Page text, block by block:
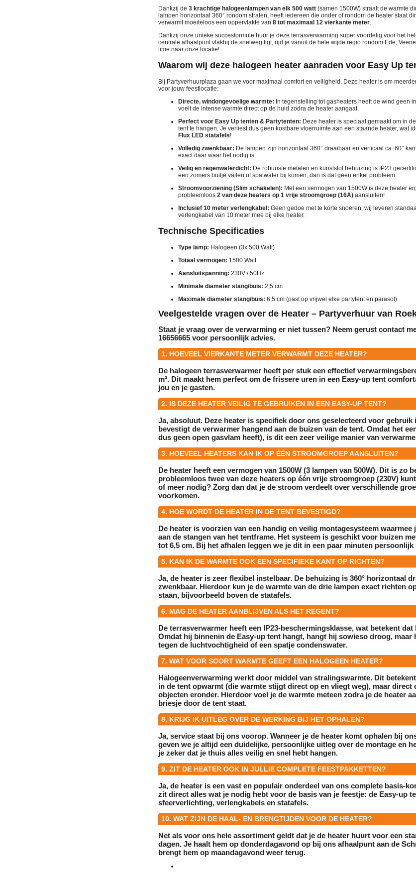
Dankzij de 3 krachtige halogeenlampen van elk 500 watt (samen 1500W) straalt de warmte
lampen horizontaal 360° rondom stralen, heeft iedereen die onder of rondom de heater staat
verwarmt moeiteloos een oppervlakte van 8 tot maximaal 12 vierkante meter.
Dankzij onze unieke succesformule huur je deze terrasverwarming super voordelig voor het
centrale afhaalpunt vlakbij de snelweg ligt, rijd je vanuit de hele wijde regio rondom Ede,
time naar onze locatie!
Waarom wij deze halogeen heater aanraden voor Easy Up
Bij Partyverhuurplaza gaan we voor maximaal comfort en veiligheid. Deze heater is om
voor jouw feestlocatie:
Directe, windongevoelige warmte: In tegenstelling tot gasheaters heeft de wind geen
voelt de intense warmte direct op de huid zodra de heater aangaat.
Perfect voor Easy Up tenten & Partytenten: Deze heater is speciaal gemaakt om in
tent te hangen. Je verliest dus geen kostbare vloerruimte aan een staande heater, wat
Flux LED statafels!
Volledig zwenkbaar: De lampen zijn horizontaal 360° draaibaar en verticaal ca. 60°
exact daar waar het nodig is.
Veilig en regenwaterdicht: De robuuste metalen en kunststof behuizing is IP23
een zomers buitje vallen of spatwater bij komen, dan is dat geen enkel probleem.
Stroomvoorziening (Slim schakelen): Met een vermogen van 1500W is deze heater
probleemloos 2 van deze heaters op 1 vrije stroomgroep (16A) aansluiten!
Inclusief 10 meter verlengkabel: Geen gedoe met te korte snoeren; wij leveren
verlengkabel van 10 meter mee bij elke heater.
Technische Specificaties
Type lamp: Halogeen (3x 500 Watt)
Totaal vermogen: 1500 Watt
Aansluitspanning: 230V / 50Hz
Minimale diameter stang/buis: 2,5 cm
Maximale diameter stang/buis: 6,5 cm (past op vrijwel elke partytent en parasol)
Veelgestelde vragen over de Heater – Partyverhuur van
Staat je vraag over de verwarming er niet tussen? Neem gerust contact
16656665 voor persoonlijk advies.
1. HOEVEEL VIERKANTE METER VERWARMT DEZE HEATER?
De halogeen terrasverwarmer heeft per stuk een effectief
m². Dit maakt hem perfect om de frissere uren in een Easy-up tent
jou en je gasten.
2. IS DEZE HEATER VEILIG TE GEBRUIKEN IN EEN EASY-UP TENT?
Ja, absoluut. Deze heater is specifiek door ons geselecteerd voor gebruik
bevestigt de verwarmer hangend aan de buizen van de tent. Omdat het
dus geen open gasvlam heeft), is dit een zeer veilige manier van
3. HOEVEEL HEATERS KAN IK OP ÉÉN STROOMGROEP AANSLUITEN?
De heater heeft een vermogen van 1500W (3 lampen van 500W). Dit is zo
probleemloos twee van deze heaters op één vrije stroomgroep (230V)
of meer nodig? Zorg dan dat je de stroom verdeelt over verschillende
voorkomen.
4. HOE WORDT DE HEATER IN DE TENT BEVESTIGD?
De heater is voorzien van een handig en veilig montagesysteem
aan de stangen van het tentframe. Het systeem is geschikt voor buizen
tot 6,5 cm. Bij het afhalen leggen we je dit in een paar minuten persoonlijk
5. KAN IK DE WARMTE OOK EEN SPECIFIEKE KANT OP RICHTEN?
Ja, de heater is zeer flexibel instelbaar. De behuizing is 360° horizontaal
zwenkbaar. Hierdoor kun je de warmte van de drie lampen exact richten
staan, bijvoorbeeld boven de statafels.
6. MAG DE HEATER AANBLIJVEN ALS HET REGENT?
De terrasverwarmer heeft een IP23-beschermingsklasse, wat betekent
Omdat hij binnenin de Easy-up tent hangt, hangt hij sowieso droog, maar
tegen de luchtvochtigheid of een spatje condenswater.
7. WAT VOOR SOORT WARMTE GEEFT EEN HALOGEEN HEATER?
Halogeenverwarming werkt door middel van stralingswarmte. Dit
in de tent opwarmt (die warmte stijgt direct op en vliegt weg), maar direct
objecten eronder. Hierdoor voel je de warmte meteen zodra je de heater
briesje door de tent staat.
8. KRIJG IK UITLEG OVER DE WERKING BIJ HET OPHALEN?
Ja, service staat bij ons voorop. Wanneer je de heater komt ophalen bij
geven we je altijd een duidelijke, persoonlijke uitleg over de montage en
je zeker dat je thuis alles veilig en snel hebt hangen.
9. ZIT DE HEATER OOK IN JULLIE COMPLETE FEESTPAKKETTEN?
Ja, de heater is een vast en populair onderdeel van ons complete basis-
zit direct alles wat je nodig hebt voor de basis van je feestje: de Easy-up
sfeerverlichting, verlengkabels en statafels.
10. WAT ZIJN DE HAAL- EN BRENGTIJDEN VOOR DE HEATER?
Net als voor ons hele assortiment geldt dat je de heater huurt voor een
dagen. Je haalt hem op donderdagavond op bij ons afhaalpunt aan de
brengt hem op maandagavond weer terug.